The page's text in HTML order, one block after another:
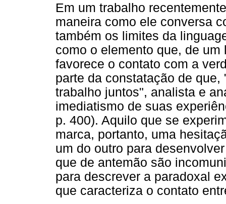
Em um trabalho
maneira como ele conversa
também os limites da
como o elemento que, de
favorece o contato com a
parte da constatação de
trabalho juntos", analista e
imediatismo de suas
p. 400). Aquilo que se
marca, portanto, uma
um do outro para
que de antemão são
para descrever a paradoxal
que caracteriza o contato